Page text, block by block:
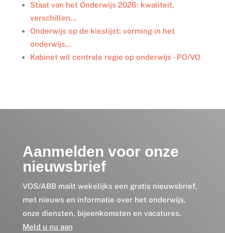
Staat van het Onderwijs 2026: kwaliteit,
verschillen…
Onderwijs op de kieslijst: vorming in het
onderwijs…
Kabinet wil centrale regie op onderwijs - PO/VO
Aanmelden voor onze
nieuwsbrief
VOS/ABB mailt wekelijks een gratis nieuwsbrief,
met nieuws en informatie over het onderwijs,
onze diensten, bijeenkomsten en vacatures.
Meld u nu aan